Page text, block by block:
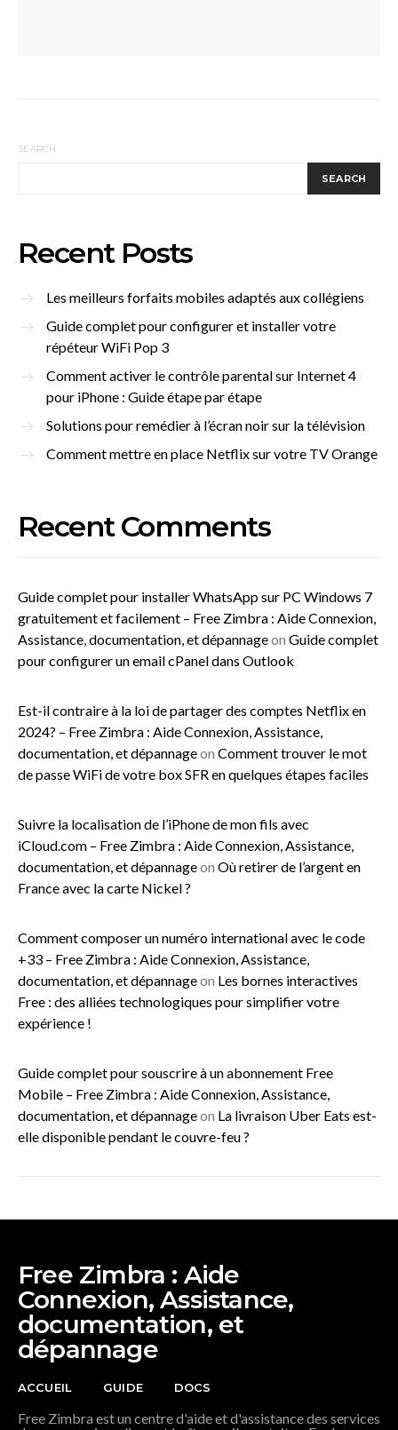
SEARCH
SEARCH
Recent Posts
Les meilleurs forfaits mobiles adaptés aux collégiens
Guide complet pour configurer et installer votre
répéteur WiFi Pop 3
Comment activer le contrôle parental sur Internet 4
pour iPhone : Guide étape par étape
Solutions pour remédier à l’écran noir sur la télévision
Comment mettre en place Netflix sur votre TV Orange
Recent Comments
Guide complet pour installer WhatsApp sur PC Windows 7
gratuitement et facilement – Free Zimbra : Aide Connexion,
Assistance, documentation, et dépannageon Guide complet
pour configurer un email cPanel dans Outlook
Est-il contraire à la loi de partager des comptes Netflix en
2024? – Free Zimbra : Aide Connexion, Assistance,
documentation, et dépannageon Comment trouver le mot
de passe WiFi de votre box SFR en quelques étapes faciles
Suivre la localisation de l’iPhone de mon fils avec
iCloud.com – Free Zimbra : Aide Connexion, Assistance,
documentation, et dépannageon Où retirer de l’argent en
France avec la carte Nickel ?
Comment composer un numéro international avec le code
+33 – Free Zimbra : Aide Connexion, Assistance,
documentation, et dépannageon Les bornes interactives
Free : des alliées technologiques pour simplifier votre
expérience !
Guide complet pour souscrire à un abonnement Free
Mobile – Free Zimbra : Aide Connexion, Assistance,
documentation, et dépannageon La livraison Uber Eats est-
elle disponible pendant le couvre-feu ?
Free Zimbra : Aide
Connexion, Assistance,
documentation, et
dépannage
ACCUEIL GUIDE DOCS
Free Zimbra est un centre d'aide et d'assistance des services